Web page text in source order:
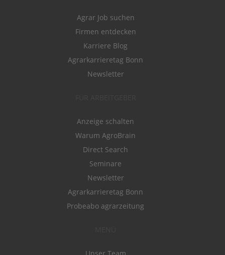
Agrar Job suchen
Firmen entdecken
Karriere Blog
Agrarkarrieretag Bonn
Newsletter
Anzeige schalten
Warum AgroBrain
Direct Search
Seminare
Newsletter
Agrarkarrieretag Bonn
Probeabo agrarzeitung